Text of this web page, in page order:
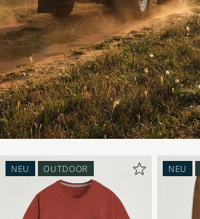
NEU OUTDOOR NEU